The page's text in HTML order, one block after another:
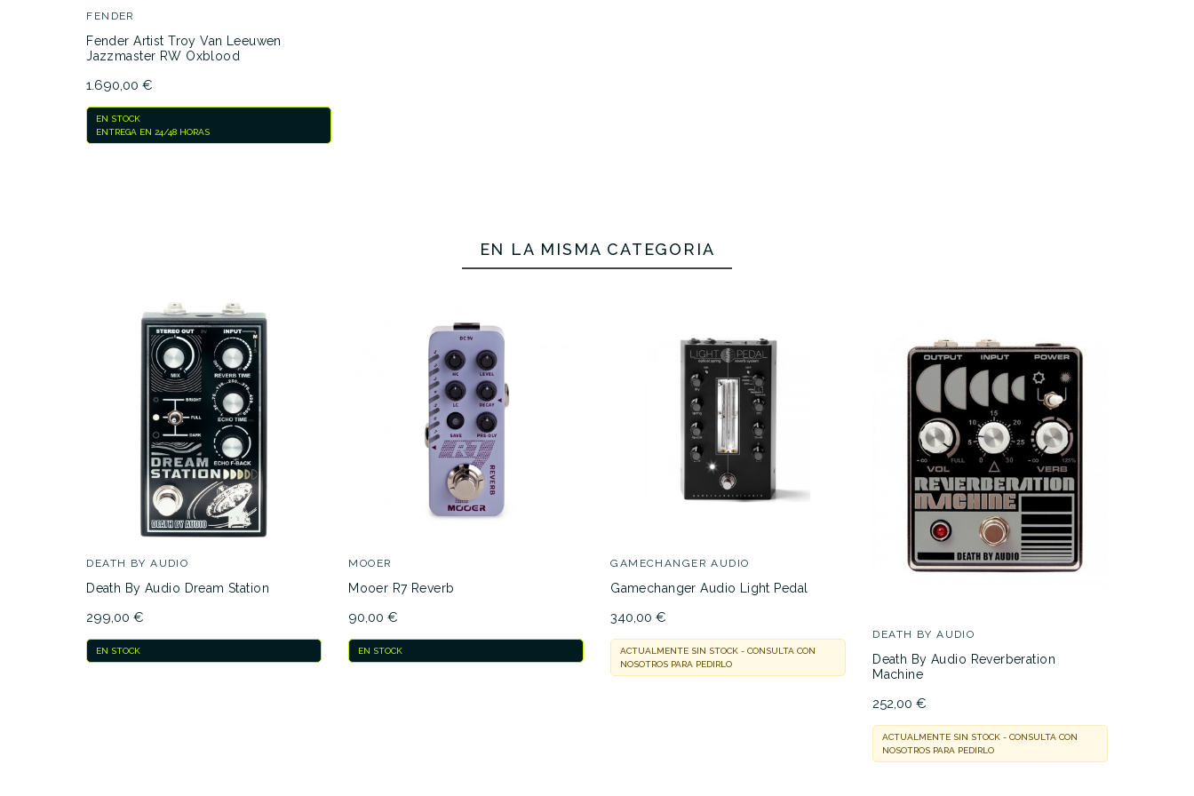
FENDER
Fender Artist Troy Van Leeuwen
Jazzmaster RW Oxblood
1.690,00 €
EN STOCK
ENTREGA EN 24/48 HORAS
EN LA MISMA CATEGORÍA
DEATH BY AUDIO
Death By Audio Dream Station
299,00 €
EN STOCK
MOOER
Mooer R7 Reverb
90,00 €
EN STOCK
GAMECHANGER AUDIO
Gamechanger Audio Light Pedal
340,00 €
ACTUALMENTE SIN STOCK - CONSULTA CON
NOSOTROS PARA PEDIRLO
DEATH BY AUDIO
Death By Audio Reverberation
Machine
252,00 €
ACTUALMENTE SIN STOCK - CONSULTA CON
NOSOTROS PARA PEDIRLO